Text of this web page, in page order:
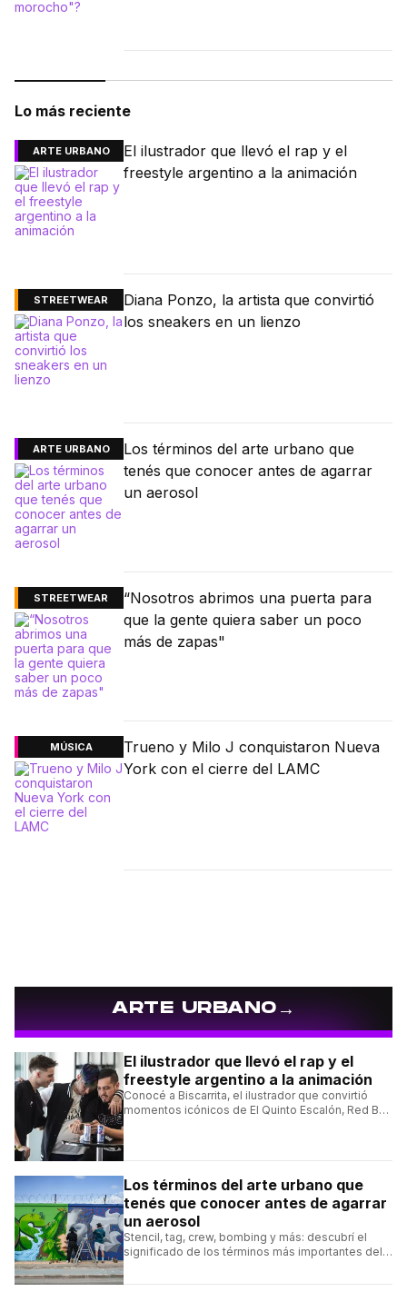
Lo más reciente
ARTE URBANO
El ilustrador que llevó el rap y el
freestyle argentino a la animación
STREETWEAR
Diana Ponzo, la artista que convirtió
los sneakers en un lienzo
ARTE URBANO
Los términos del arte urbano que
tenés que conocer antes de agarrar
un aerosol
STREETWEAR
“Nosotros abrimos una puerta para
que la gente quiera saber un poco
más de zapas"
MÚSICA
Trueno y Milo J conquistaron Nueva
York con el cierre del LAMC
ARTE URBANO→
El ilustrador que llevó el rap y el
freestyle argentino a la animación
Conocé a Biscarrita, el ilustrador que convirtió
momentos icónicos de El Quinto Escalón, Red Bull
Los términos del arte urbano que
tenés que conocer antes de agarrar
un aerosol
Stencil, tag, crew, bombing y más: descubrí el
significado de los términos más importantes del